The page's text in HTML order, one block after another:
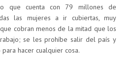
que cuenta con 79 millones de
las mujeres a ir cubiertas, muy
cobran menos de la mitad que los
se les prohíbe salir del país y
hacer cualquier cosa.